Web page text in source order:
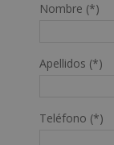
Nombre (*)
Apellidos (*)
Teléfono (*)